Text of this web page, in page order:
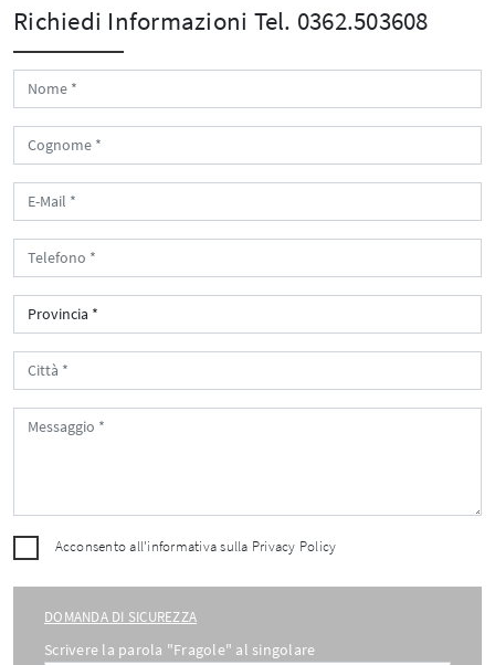
Richiedi Informazioni Tel. 0362.503608
Acconsento all'informativa sulla Privacy Policy
DOMANDA DI SICUREZZA
Scrivere la parola "Fragole" al singolare